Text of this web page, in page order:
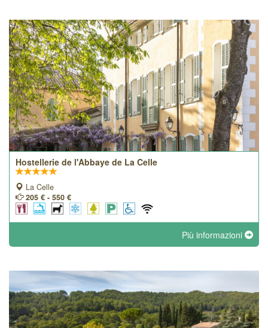
Hostellerie de l'Abbaye de La Celle
La Celle
205 € - 550 €
Più informazioni